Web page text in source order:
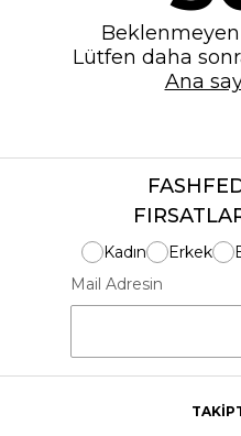
Lütfen daha
Ana
Kadın Erkek
Mail Adresin